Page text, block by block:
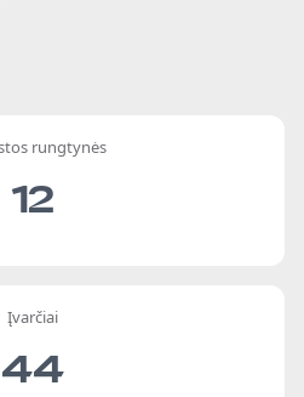
rungtynės
12
Įvarčiai
44